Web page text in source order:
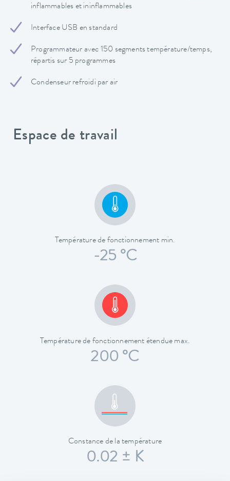
inflammables et ininflammables
Interface USB en standard
Programmateur avec 150 segments température/temps,
répartis sur 5 programmes
Condenseur refroidi par air
Espace de travail
Température de fonctionnement min.
-25 °C
Température de fonctionnement étendue max.
200 °C
Constance de la température
0.02 ± K